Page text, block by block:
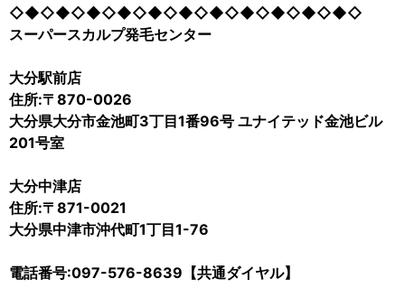
◇◆◇◆◇◆◇◆◇◆◇◆◇◆◇◆◇◆◇◆◇◆◇
スーパースカルプ発毛センター
大分駅前店
住所:〒870-0026
大分県大分市金池町3丁目1番96号 ユナイテッド金池ビル
201号室
大分中津店
住所:〒871-0021
大分県中津市沖代町1丁目1-76
電話番号:097-576-8639【共通ダイヤル】